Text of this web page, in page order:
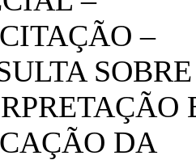
–
DA